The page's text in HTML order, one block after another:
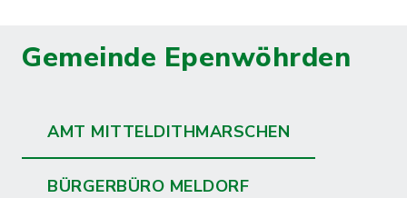
Gemeinde Epenwöhrden
AMT MITTELDITHMARSCHEN
BÜRGERBÜRO MELDORF